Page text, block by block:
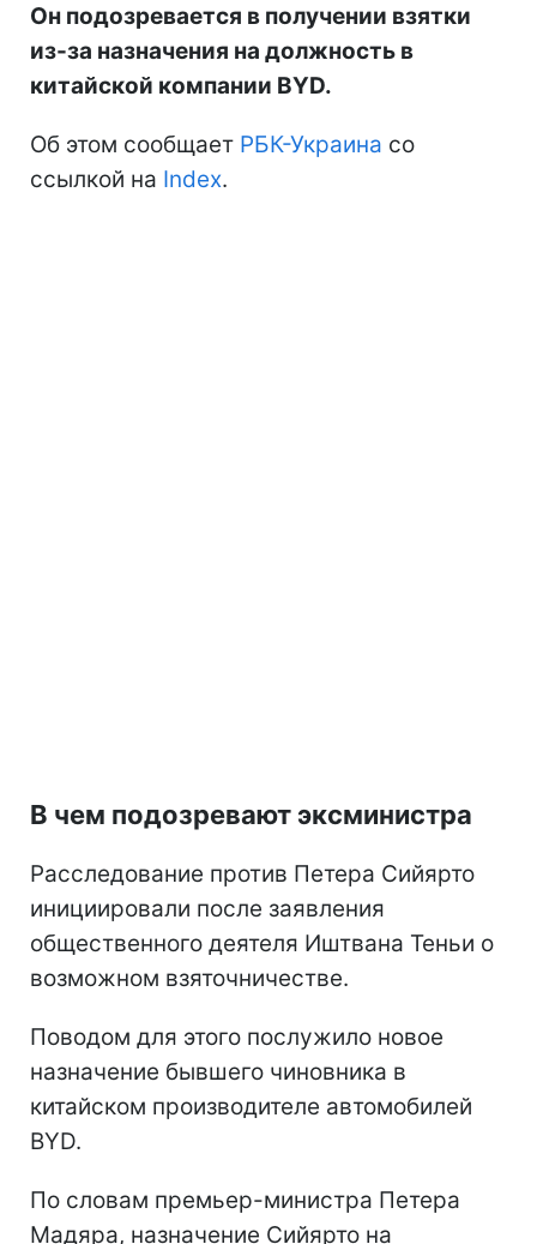
Он подозревается в получении взятки
из-за назначения на должность в
китайской компании BYD.
Об этом сообщает РБК-Украина со
ссылкой на Index.
В чем подозревают эксминистра
Расследование против Петера Сийярто
инициировали после заявления
общественного деятеля Иштвана Теньи о
возможном взяточничестве.
Поводом для этого послужило новое
назначение бывшего чиновника в
китайском производителе автомобилей
BYD.
По словам премьер-министра Петера
Мадяра, назначение Сийярто на